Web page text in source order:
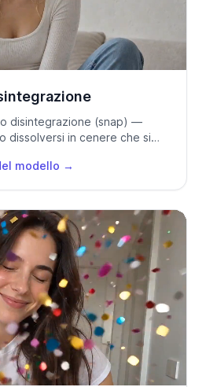
disintegrazione (snap) —
dissolversi in cenere che si
modello →